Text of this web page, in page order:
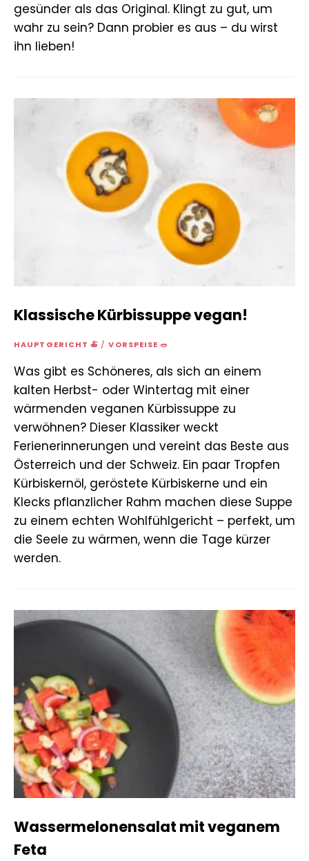
gesünder als das Original. Klingt zu gut, um
wahr zu sein? Dann probier es aus – du wirst
ihn lieben!
Klassische Kürbissuppe vegan!
HAUPTGERICHT 🍝 / VORSPEISE 🥗
Was gibt es Schöneres, als sich an einem
kalten Herbst- oder Wintertag mit einer
wärmenden veganen Kürbissuppe zu
verwöhnen? Dieser Klassiker weckt
Ferienerinnerungen und vereint das Beste aus
Österreich und der Schweiz. Ein paar Tropfen
Kürbiskernöl, geröstete Kürbiskerne und ein
Klecks pflanzlicher Rahm machen diese Suppe
zu einem echten Wohlfühlgericht – perfekt, um
die Seele zu wärmen, wenn die Tage kürzer
werden.
Wassermelonensalat mit veganem
Feta